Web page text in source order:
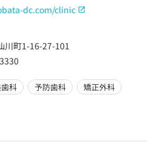
dc.com/clinic
川町1-16-27-101
科 予防歯科 矯正外科